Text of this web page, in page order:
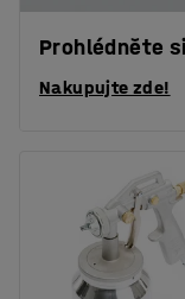
Prohlédněte
Nakupujte zde!